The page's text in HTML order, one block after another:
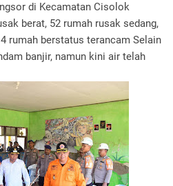
di Kecamatan Cisolok
berat, 52 rumah rusak sedang,
rumah berstatus terancam Selain
banjir, namun kini air telah